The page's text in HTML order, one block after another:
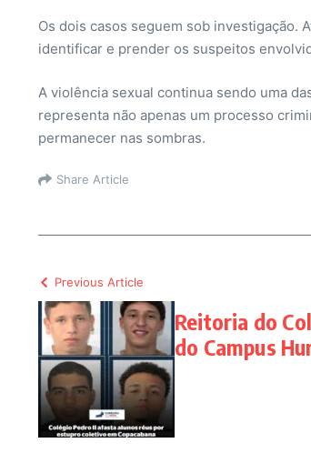
Os dois casos seguem sob investigação.
identificar e prender os suspeitos
A violência sexual continua sendo uma
representa não apenas um processo
permanecer nas sombras.
Share Article
Previous Article
Reitoria do
do Campus